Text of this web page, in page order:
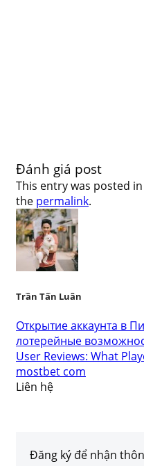
Đánh giá post
This entry was posted in
the permalink.
Trần Tấn Luân
Открытие аккаунта в
лотерейные
User Reviews: What
mostbet com
Liên hệ
Đăng ký để nhận